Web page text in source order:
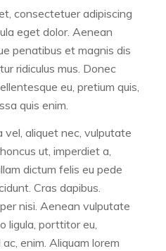
consectetuer adipiscing
eget dolor. Aenean
penatibus et magnis dis
ridiculus mus. Donec
eu, pretium quis,
quis enim.
vel, aliquet nec, vulputate
ut, imperdiet a,
dictum felis eu pede
Cras dapibus.
nisi. Aenean vulputate
ligula, porttitor eu,
enim. Aliquam lorem